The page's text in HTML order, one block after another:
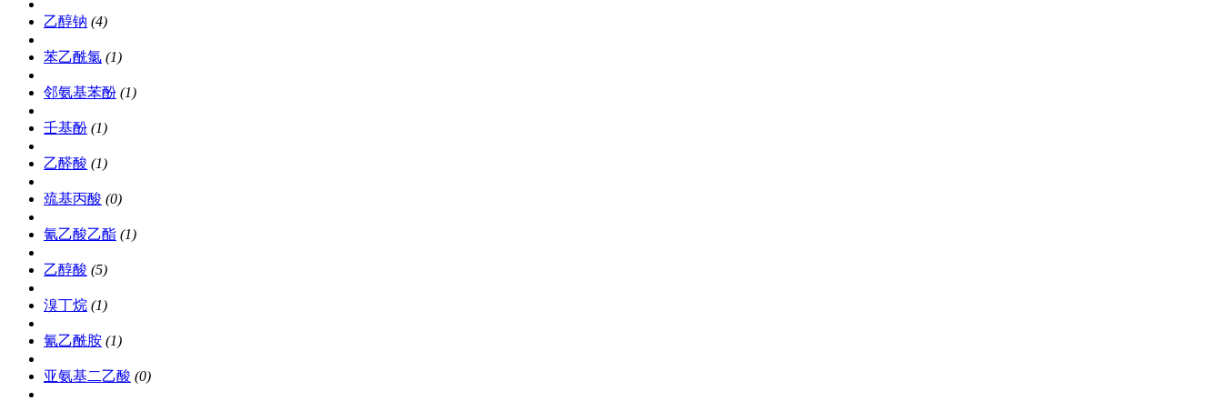
乙醇钠 (4)
苯乙酰氯 (1)
邻氨基苯酚 (1)
壬基酚 (1)
乙醛酸 (1)
巯基丙酸 (0)
氰乙酸乙酯 (1)
乙醇酸 (5)
溴丁烷 (1)
氰乙酰胺 (1)
亚氨基二乙酸 (0)